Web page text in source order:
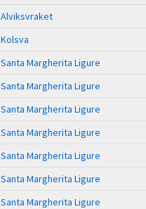
Alviksvraket
Kolsva
Santa Margherita Ligure
Santa Margherita Ligure
Santa Margherita Ligure
Santa Margherita Ligure
Santa Margherita Ligure
Santa Margherita Ligure
Santa Margherita Ligure